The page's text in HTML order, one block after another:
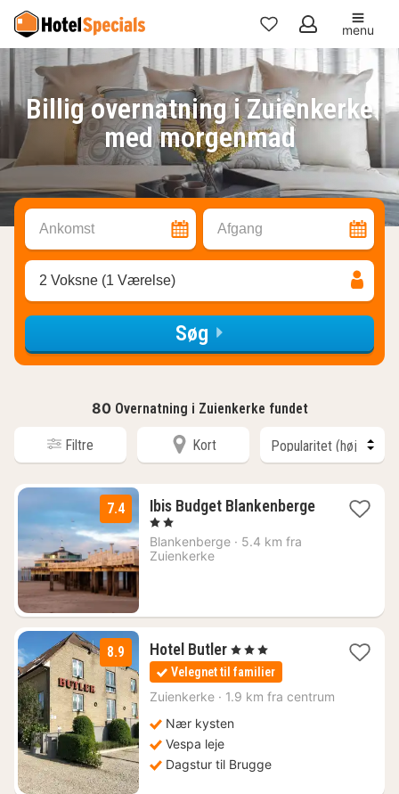
Mine
favoritter
menu
Billig overnatning i Zuienkerke
med morgenmad
Ankomst Afgang
2 Voksne (1 Værelse)
Søg
80 Overnatning i Zuienkerke fundet
Filtre Kort
7.4
Ibis Budget Blankenberge
1
nat
fra
, 2 Stjerner
Blankenberge · 5.4 km fra
Zuienkerke
8.9 Hotel Butler1
nat
fra
950
, 3 Stjerner
Velegnet til familier
Zuienkerke · 1.9 km fra centrum
Nær kysten
Vespa leje
Dagstur til Brugge